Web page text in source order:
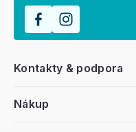
Nákup
Kontakty & podpora